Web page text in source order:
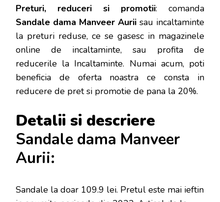
Preturi, reduceri si promotii: comanda
Sandale dama Manveer Aurii sau incaltaminte
la preturi reduse, ce se gasesc in magazinele
online de incaltaminte, sau profita de
reducerile la Incaltaminte. Numai acum, poti
beneficia de oferta noastra ce consta in
reducere de pret si promotie de pana la 20%.
Detalii si descriere
Sandale dama Manveer
Aurii:
Sandale la doar 109.9 lei. Pretul este mai ieftin